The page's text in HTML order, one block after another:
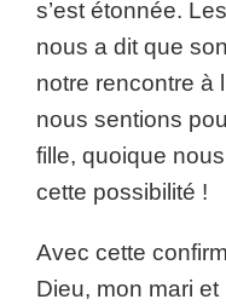
s’est étonnée.
nous a dit que
notre rencontre à
nous sentions
fille, quoique
cette possibilité !
Avec cette
Dieu, mon mari